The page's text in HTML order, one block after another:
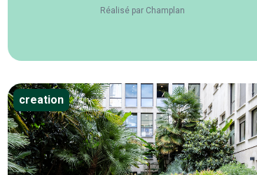
Réalisé par Champlan
creation